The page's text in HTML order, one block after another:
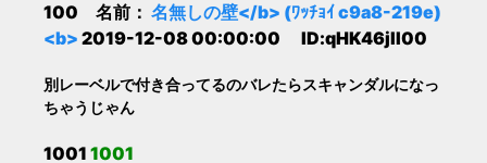
100 名前： 名無しの壁</b> (ﾜｯﾁｮｲ c9a8-219e)
<b> 2019-12-08 00:00:00 ID:qHK46jII00
別レーベルで付き合ってるのバレたらスキャンダルになっ
ちゃうじゃん
1001 1001